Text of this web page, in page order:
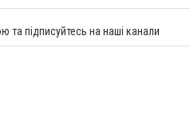
та підписуйтесь на наші канали